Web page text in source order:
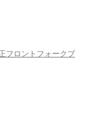
フロントフォークブ